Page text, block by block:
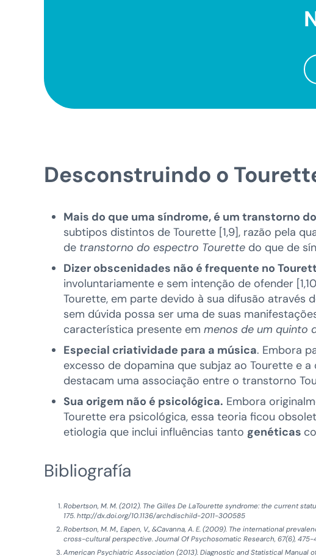
Desconstruindo o
Mais do que uma síndrome, é um transtorno
subtipos distintos de Tourette [1,9], razão pela
de transtorno do espectro Tourettedo que de
Dizer obscenidades não é frequente no
involuntariamente e sem intenção de ofender
Tourette, em parte devido à sua difusão através
sem dúvida possa ser uma de suas
característica presente em menos de um quinto
Especial criatividade para a música. Embora
excesso de dopamina que subjaz ao Tourette e
destacam uma associação entre o transtorno
Sua origem não é psicológica. Embora
Tourette era psicológica, essa teoria ficou
etiologia que inclui influências tanto genéticas
Bibliografía
Robertson, M. M. (2012). The Gilles De LaTourette syndrome: the current
175. http://dx.doi.org/10.1136/archdischild-2011-300585
Robertson, M. M., Eapen, V., &Cavanna, A. E. (2009). The international
cross-cultural perspective. Journal Of Psychosomatic Research, 67(6),
American Psychiatric Association (2013). Diagnostic and Statistical Manual